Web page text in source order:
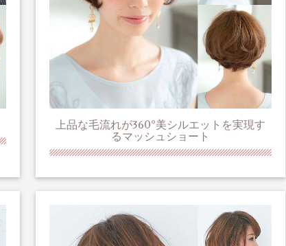
上品な毛流れが360°美シルエットを実現す
るマッシュショート